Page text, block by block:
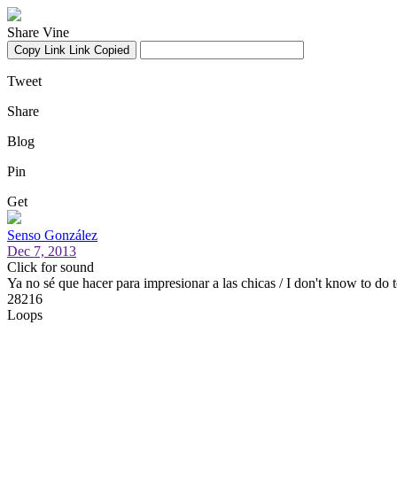
Share Vine
Copy Link Link Copied
Tweet
Share
Blog
Pin
Get
Senso González
Dec 7, 2013
Click for sound
Ya no sé que hacer para impresionar a las chicas / I don't know to do
28216
Loops